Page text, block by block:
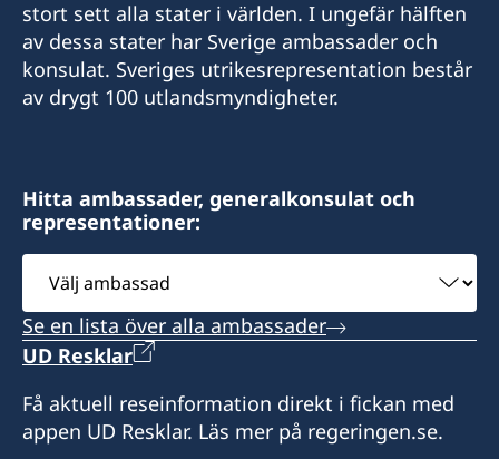
+25377247368 (whatsApp)
Email
Zone Industriel Sud Lot 172, Route de
l'Aeroport, Rout en face station (NOK)
Öppningstider: Måndag och onsdag 10.00 till
12.00.
stort sett alla stater i världen. I ungefär hälften
av dessa stater har Sverige ambassader och
konsulat. Sveriges utrikesrepresentation består
av drygt 100 utlandsmyndigheter.
Hitta ambassader, generalkonsulat och
representationer:
ambassad
Se en lista över alla ambassader
UD Resklar
Få aktuell reseinformation direkt i fickan med
appen UD Resklar. Läs mer på regeringen.se.